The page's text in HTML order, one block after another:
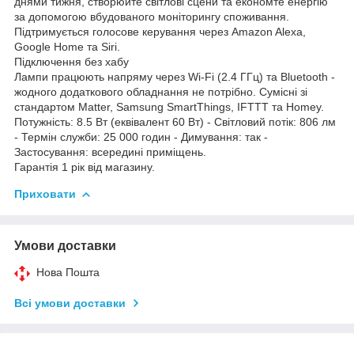
за допомогою вбудованого моніторингу споживання.
Підтримується голосове керування через Amazon Alexa,
Google Home та Siri.
Підключення без хабу
Лампи працюють напряму через Wi-Fi (2.4 ГГц) та Bluetooth -
жодного додаткового обладнання не потрібно. Сумісні зі
стандартом Matter, Samsung SmartThings, IFTTT та Homey.
Потужність: 8.5 Вт (еквівалент 60 Вт) - Світловий потік: 806 лм
- Термін служби: 25 000 годин - Димування: так -
Застосування: всередині приміщень.
Гарантія 1 рік від магазину.
Приховати
Умови доставки
Нова Пошта
Всі умови доставки